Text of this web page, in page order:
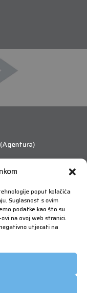
poput kolačića
Suglasnost s ovim
podatke kao što su
na ovoj web stranici.
utjecati na